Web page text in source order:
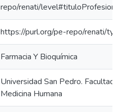
repo/renati/
https://purl.org/pe-repo/renati/
Farmacia Y Bioquímica
Universidad San Pedro. Facultad
Medicina Humana